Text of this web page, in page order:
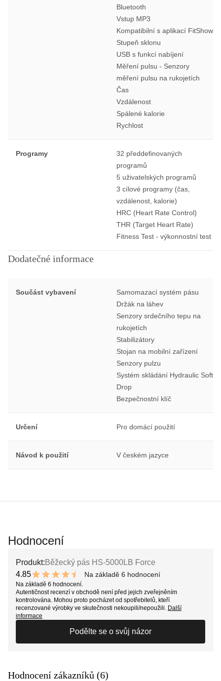
Bluetooth
Vstup MP3
Kompatibilní s aplikací FitShow
Stupeň sklonu
USB s funkcí nabíjení
Měření pulsu - Senzory
měření pulsu na rukojetích
Čas
Vzdálenost
Spálené kalorie
Rychlost
Programy
32 předdefinovaných
programů
5 uživatelských programů
3 cílové programy (čas,
vzdálenost, kalorie)
HRC (Heart Rate Control)
THR (Target Heart Rate)
Fitness Test - výkonnostní test
Dodatečné informace
Součást vybavení
Samomazací systém pásu
Držák na láhev
Senzory srdečního tepu na
rukojetích
Stabilizátory
Stojan na mobilní zařízení
Senzory pulzu
Systém skládání Hydraulic Soft
Drop
Bezpečnostní klíč
Určení Pro domácí použití
Návod k použití V českém jazyce
Hodnocení
Produkt: Běžecký pás HS-5000LB Force
4.85
9.7 out of 10 stars
Na základě 6 hodnocení
Na základě 6 hodnocení.
Autentičnost recenzí v obchodě není před jejich zveřejněním
kontrolována. Mohou proto pocházet od spotřebitelů, kteří
recenzované výrobky ve skutečnosti nekoupili/nepoužili. Další
informace
Podělte se o svůj názor
Hodnocení zákazníků (6)